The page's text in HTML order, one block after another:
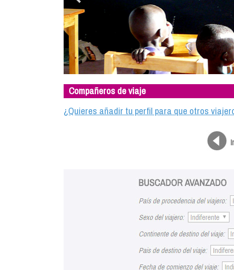
Compañeros de viaje
¿Quieres añadir tu perfil para que otros